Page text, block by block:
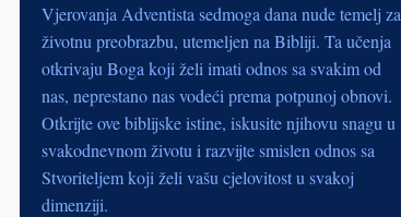
Vjerovanja Adventista sedmoga dana nude temelj za
životnu preobrazbu, utemeljen na Bibliji. Ta učenja
otkrivaju Boga koji želi imati odnos sa svakim od
nas, neprestano nas vodeći prema potpunoj obnovi.
Otkrijte ove biblijske istine, iskusite njihovu snagu u
svakodnevnom životu i razvijte smislen odnos sa
Stvoriteljem koji želi vašu cjelovitost u svakoj
dimenziji.